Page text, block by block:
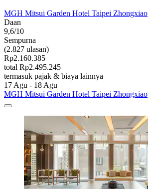
MGH Mitsui Garden Hotel Taipei Zhongxiao
Daan
9,6/10
Sempurna
(2.827 ulasan)
Rp2.160.385
total Rp2.495.245
termasuk pajak & biaya lainnya
17 Agu - 18 Agu
MGH Mitsui Garden Hotel Taipei Zhongxiao